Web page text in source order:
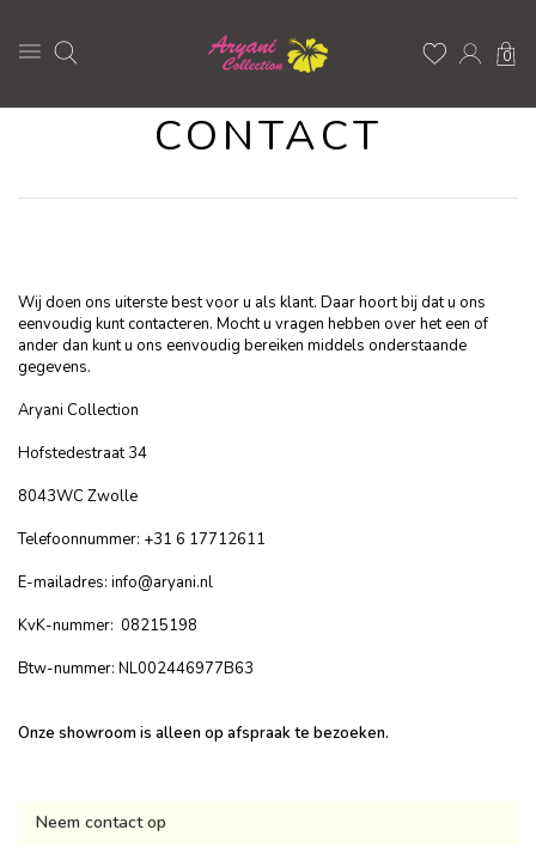
0
CONTACT
Wij doen ons uiterste best voor u als klant. Daar hoort bij dat u ons
eenvoudig kunt contacteren. Mocht u vragen hebben over het een of
ander dan kunt u ons eenvoudig bereiken middels onderstaande
gegevens.
Aryani Collection
Hofstedestraat 34
8043WC Zwolle
Telefoonnummer: +31 6 17712611
E-mailadres: info@aryani.nl
KvK-nummer: 08215198
Btw-nummer: NL002446977B63
Onze showroom is alleen op afspraak te bezoeken.
Neem contact op